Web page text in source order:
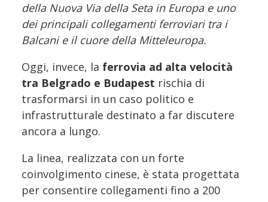
della Nuova Via della Seta in Europa e uno
dei principali collegamenti ferroviari tra i
Balcani e il cuore della Mitteleuropa.
Oggi, invece, la ferrovia ad alta velocità
tra Belgrado e Budapest rischia di
trasformarsi in un caso politico e
infrastrutturale destinato a far discutere
ancora a lungo.
La linea, realizzata con un forte
coinvolgimento cinese, è stata progettata
per consentire collegamenti fino a 200